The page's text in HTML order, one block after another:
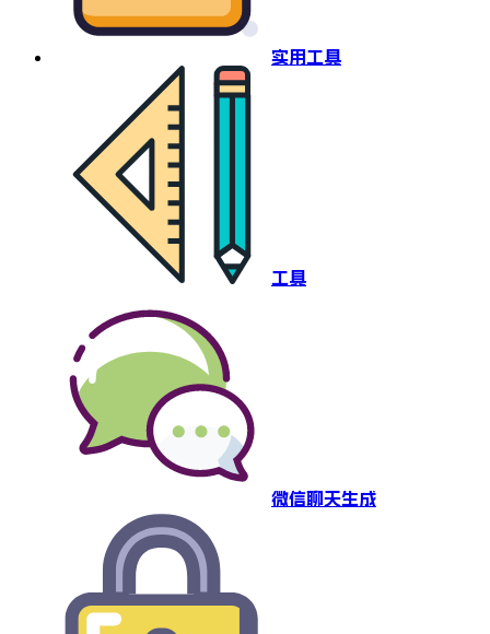
实用工具
工具
微信聊天生成